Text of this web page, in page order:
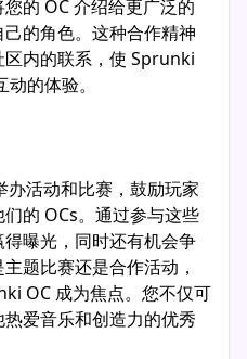
的 OC 介绍给更广泛的
的角色。这种合作精神
内的联系，使 Sprunki
的体验。
活动和比赛，鼓励玩家
的 OCs。通过参与这些
曝光，同时还有机会争
题比赛还是合作活动，
OC 成为焦点。您不仅可
爱音乐和创造力的优秀